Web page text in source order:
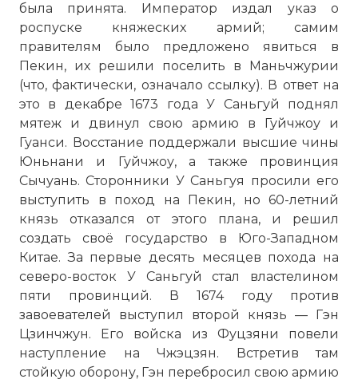
была принята. Император издал указ о
роспуске княжеских армий; самим
правителям было предложено явиться в
Пекин, их решили поселить в Маньчжурии
(что, фактически, означало ссылку). В ответ на
это в декабре 1673 года У Саньгуй поднял
мятеж и двинул свою армию в Гуйчжоу и
Гуанси. Восстание поддержали высшие чины
Юньнани и Гуйчжоу, а также провинция
Сычуань. Сторонники У Саньгуя просили его
выступить в поход на Пекин, но 60-летний
князь отказался от этого плана, и решил
создать своё государство в Юго-Западном
Китае. За первые десять месяцев похода на
северо-восток У Саньгуй стал властелином
пяти провинций. В 1674 году против
завоевателей выступил второй князь — Гэн
Цзинчжун. Его войска из Фуцзяни повели
наступление на Чжэцзян. Встретив там
стойкую оборону, Гэн перебросил свою армию